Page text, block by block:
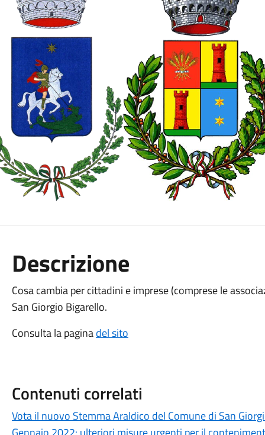
Descrizione
Cosa cambia per cittadini e imprese (comprese le
San Giorgio Bigarello.
Consulta la paginadel sito
Contenuti correlati
Vota il nuovo Stemma Araldico del Comune di San